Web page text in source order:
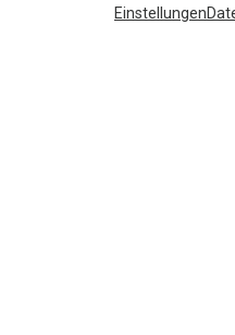
Einstellungen